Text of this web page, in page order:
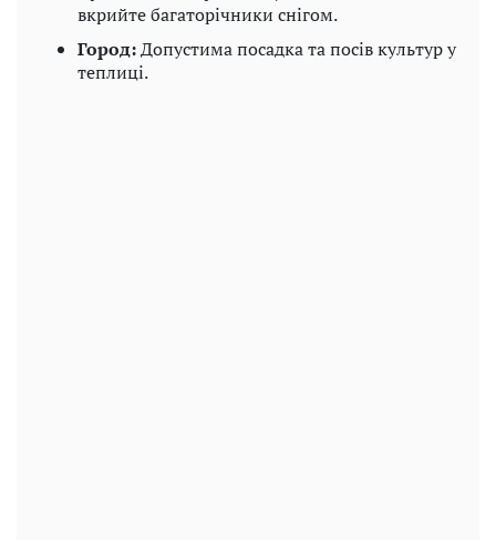
вкрийте багаторічники снігом.
Город:Допустима посадка та посів культур у
теплиці.